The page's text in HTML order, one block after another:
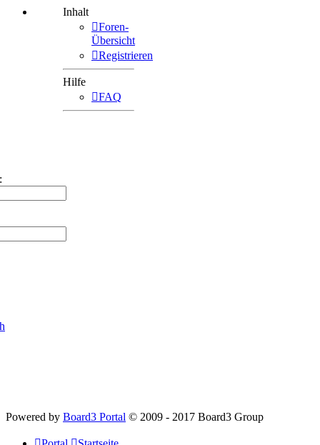
Inhalt
Foren-
Übersicht
Registrieren
Hilfe
FAQ
Powered by Board3 Portal © 2009 - 2017 Board3 Group